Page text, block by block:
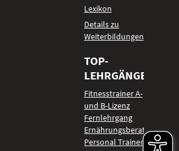
Lexikon
Details zu
Weiterbildungen
TOP-
LEHRGÄNGE
Fitnesstrainer A-
und B-Lizenz
Fernlehrgang
Ernährungsberater
Personal Trainer